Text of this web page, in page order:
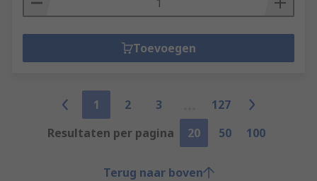
Toevoegen
1 2 3
127
Resultaten per pagina
20 50 100
Terug naar boven